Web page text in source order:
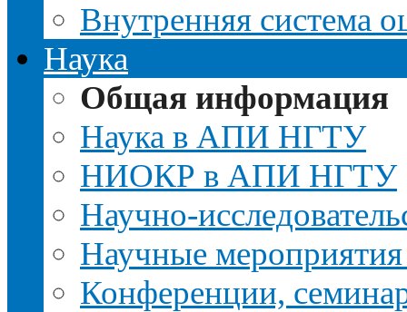
Внутренняя система
Наука
Общая информация
Наука в АПИ НГТУ
НИОКР в АПИ НГТУ
Научно-
Научные
Конференции,